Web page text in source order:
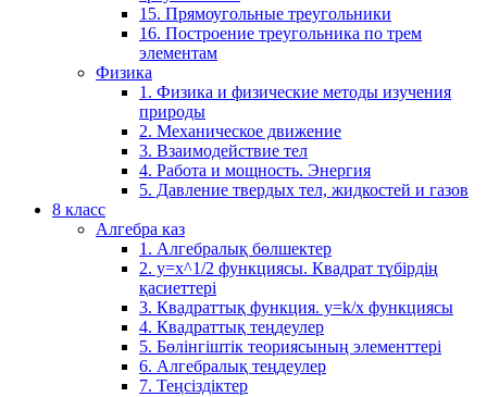
15. Прямоугольные треугольники
16. Построение треугольника по трем
элементам
Физика
1. Физика и физические методы изучения
природы
2. Механическое движение
3. Взаимодействие тел
4. Работа и мощность. Энергия
5. Давление твердых тел, жидкостей и газов
8 класс
Алгебра каз
1. Алгебралық бөлшектер
2. у=х^1/2 функциясы. Квадрат түбірдің
қасиеттері
3. Квадраттық функция. у=k/x функциясы
4. Квадраттық теңдеулер
5. Бөлінгіштік теориясының элементтері
6. Алгебралық теңдеулер
7. Теңсіздіктер